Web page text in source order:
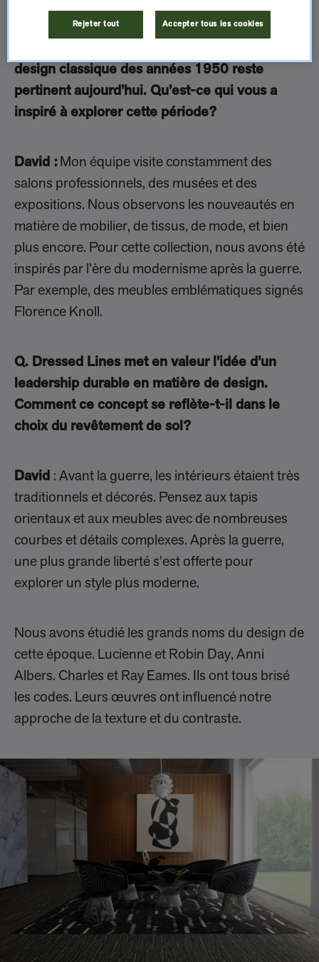
vraiment inspirés. »
design classique des années 1950 reste
pertinent aujourd’hui. Qu’est-ce qui vous a
inspiré à explorer cette période?
David : Mon équipe visite constamment des
salons professionnels, des musées et des
expositions. Nous observons les nouveautés en
matière de mobilier, de tissus, de mode, et bien
plus encore. Pour cette collection, nous avons été
inspirés par l’ère du modernisme après la guerre.
Par exemple, des meubles emblématiques signés
Florence Knoll.
Q. Dressed Lines met en valeur l’idée d’un
leadership durable en matière de design.
Comment ce concept se reflète-t-il dans le
choix du revêtement de sol?
David : Avant la guerre, les intérieurs étaient très
traditionnels et décorés. Pensez aux tapis
orientaux et aux meubles avec de nombreuses
courbes et détails complexes. Après la guerre,
une plus grande liberté s’est offerte pour
explorer un style plus moderne.
Nous avons étudié les grands noms du design de
cette époque. Lucienne et Robin Day, Anni
Albers. Charles et Ray Eames. Ils ont tous brisé
les codes. Leurs œuvres ont influencé notre
approche de la texture et du contraste.
Rejeter tout Accepter tous les cookies